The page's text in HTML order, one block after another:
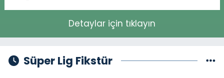
Detaylar için tıklayın
Süper Lig Fikstür